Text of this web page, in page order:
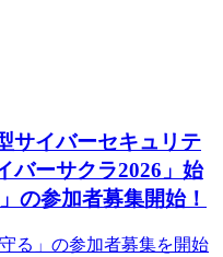
サイバーセキュリテ
バーサクラ2026」始
の参加者募集開始！
る」の参加者募集を開始